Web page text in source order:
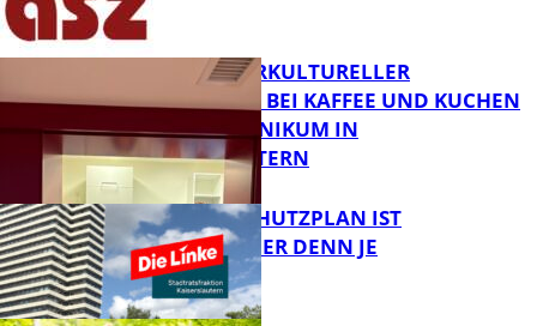
FB News
FB News
FB Gesundheit
NEUER INTERKULTURELLER
TREFFPUNKT BEI KAFFEE UND KUCHEN
IM PFALZKLINIKUM IN
KAISERSLAUTERN
EIN HITZESCHUTZPLAN IST
NOTWENDIGER DENN JE